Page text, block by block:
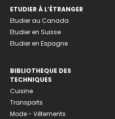
ETUDIER À L’ÉTRANGER
Etudier au Canada
Etudier en Suisse
Etudier en Espagne
BIBLIOTHEQUE DES
TECHNIQUES
Cuisine
Transports
Mode - Vêtements